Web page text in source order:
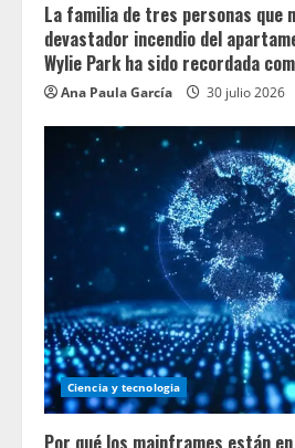
La familia de tres personas que
devastador incendio del
Wylie Park ha sido recordada
Ana Paula García 30 julio 2026
Ciencia y tecnologia
Por qué los mainframes están